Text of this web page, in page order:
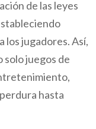
de las leyes
los jugadores. Así,
solo juegos de
hasta